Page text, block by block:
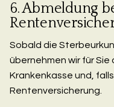
6. Abmeldung
Sobald die
übernehmen wir für
Krankenkasse und,
Rentenversicherung.